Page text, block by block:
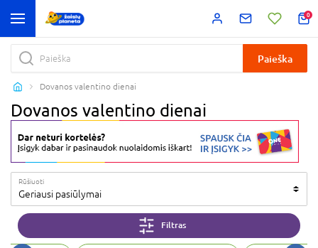
0
Paieška
Dovanos valentino dienai
Dovanos valentino dienai
Rūšiuoti
Geriausi pasiūlymai
Filtras